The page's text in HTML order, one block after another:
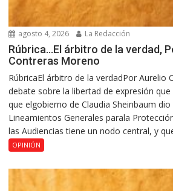
agosto 4, 2026 La Redacción
Rúbrica…El árbitro de la verdad,
Contreras Moreno
RúbricaEl árbitro de la verdadPor Aurelio
debate sobre la libertad de expresión
que elgobierno de Claudia Sheinbaum
Lineamientos Generales parala
las Audiencias tiene un nodo central, y
OPINIÓN